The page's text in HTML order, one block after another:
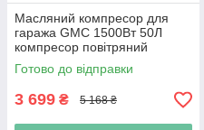
Масляний компресор для
гаража GMC 1500Вт 50Л
компресор повітряний
масляний 50л
Готово до відправки
3 699 ₴ 5 168 ₴